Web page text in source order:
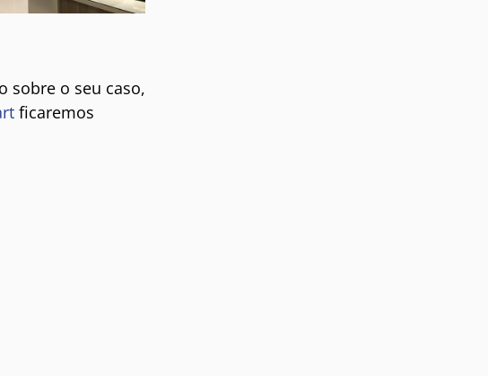
sobre o seu caso,
ficaremos